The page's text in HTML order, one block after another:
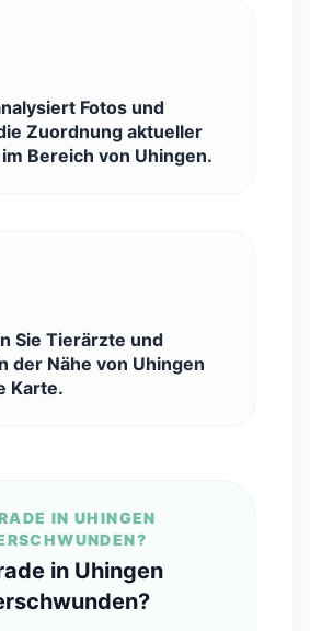
Fotos und
Zuordnung aktueller
Bereich von Uhingen.
Sie Tierärzte und
der Nähe von Uhingen
Karte.
IN UHINGEN
in Uhingen